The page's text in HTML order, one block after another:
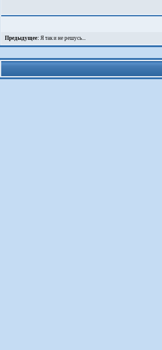
Предыдущее: Я так и не решусь...